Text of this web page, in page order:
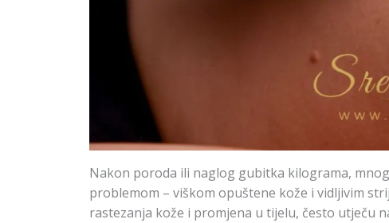
Nakon poroda ili naglog gubitka kilograma,
problemom – viškom opuštene kože i vidljivim
rastezanja kože i promjena u tijelu, često utječu